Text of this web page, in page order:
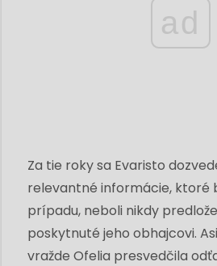
ad
Za tie roky sa Evaristo
relevantné informácie, ktoré
prípadu, neboli nikdy
poskytnuté jeho obhajcovi.
vražde Ofelia presvedčila